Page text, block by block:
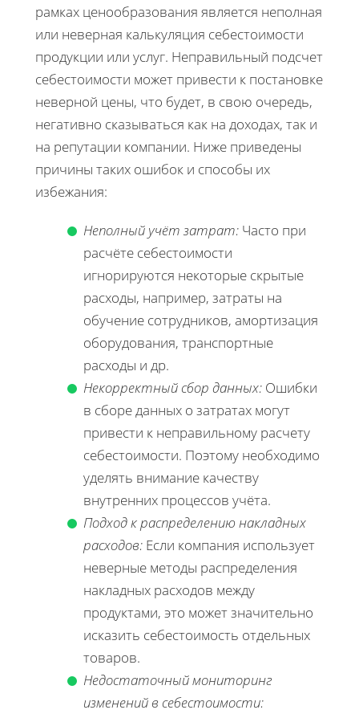
рамках ценообразования является неполная
или неверная калькуляция себестоимости
продукции или услуг. Неправильный подсчет
себестоимости может привести к постановке
неверной цены, что будет, в свою очередь,
негативно сказываться как на доходах, так и
на репутации компании. Ниже приведены
причины таких ошибок и способы их
избежания:
Неполный учёт затрат: Часто при
расчёте себестоимости
игнорируются некоторые скрытые
расходы, например, затраты на
обучение сотрудников, амортизация
оборудования, транспортные
расходы и др.
Некорректный сбор данных: Ошибки
в сборе данных о затратах могут
привести к неправильному расчету
себестоимости. Поэтому необходимо
уделять внимание качеству
внутренних процессов учёта.
Подход к распределению накладных
расходов: Если компания использует
неверные методы распределения
накладных расходов между
продуктами, это может значительно
исказить себестоимость отдельных
товаров.
Недостаточный мониторинг
изменений в себестоимости: